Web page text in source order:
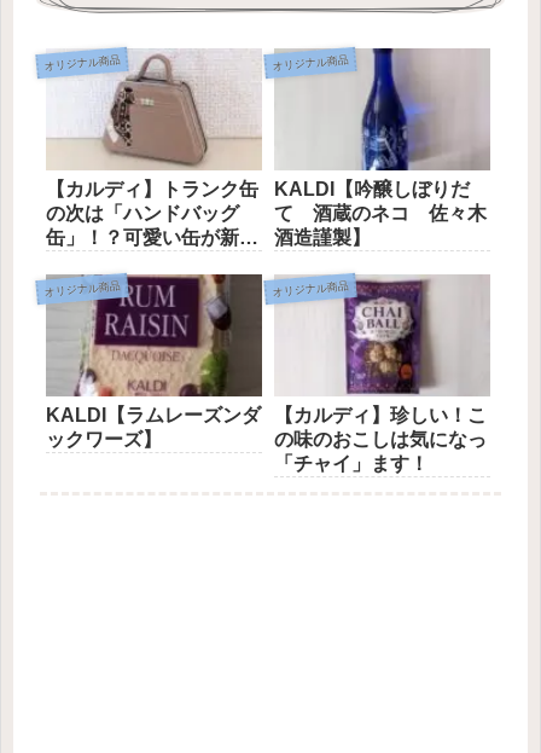
オリジナル商品
【カルディ】トランク缶
の次は「ハンドバッグ
缶」！？可愛い缶が新登
オリジナル商品
KALDI【吟醸しぼりだ
て 酒蔵のネコ 佐々木
酒造謹製】
オリジナル商品
KALDI【ラムレーズンダ
ックワーズ】
オリジナル商品
【カルディ】珍しい！こ
の味のおこしは気になっ
「チャイ」ます！